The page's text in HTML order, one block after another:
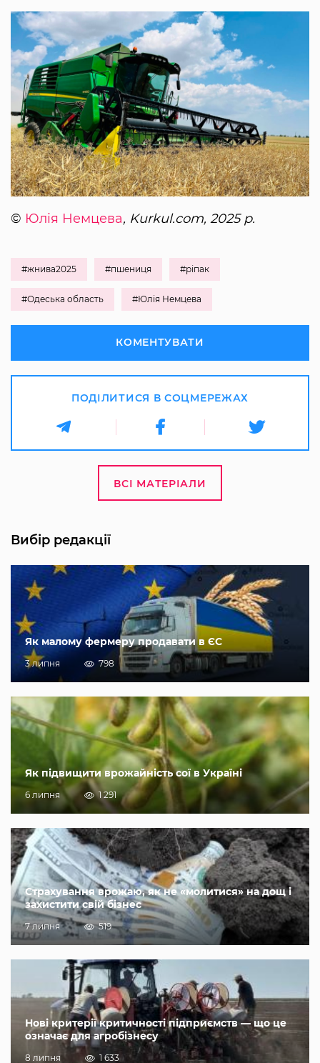
© Юлія Немцева, Kurkul.com, 2025 р.
#жнива2025 #пшениця #ріпак
#Одеська область #Юлія Немцева
КОМЕНТУВАТИ
ПОДІЛИТИСЯ В СОЦМЕРЕЖАХ
ВСІ МАТЕРІАЛИ
Вибір редакції
Як малому фермеру продавати в ЄС
3 липня 798
Як підвищити врожайність сої в Україні
6 липня 1 291
Страхування врожаю, як не «молитися» на дощ і
захистити свій бізнес
7 липня 519
Нові критерії критичності підприємств — що це
означає для агробізнесу
8 липня 1 633